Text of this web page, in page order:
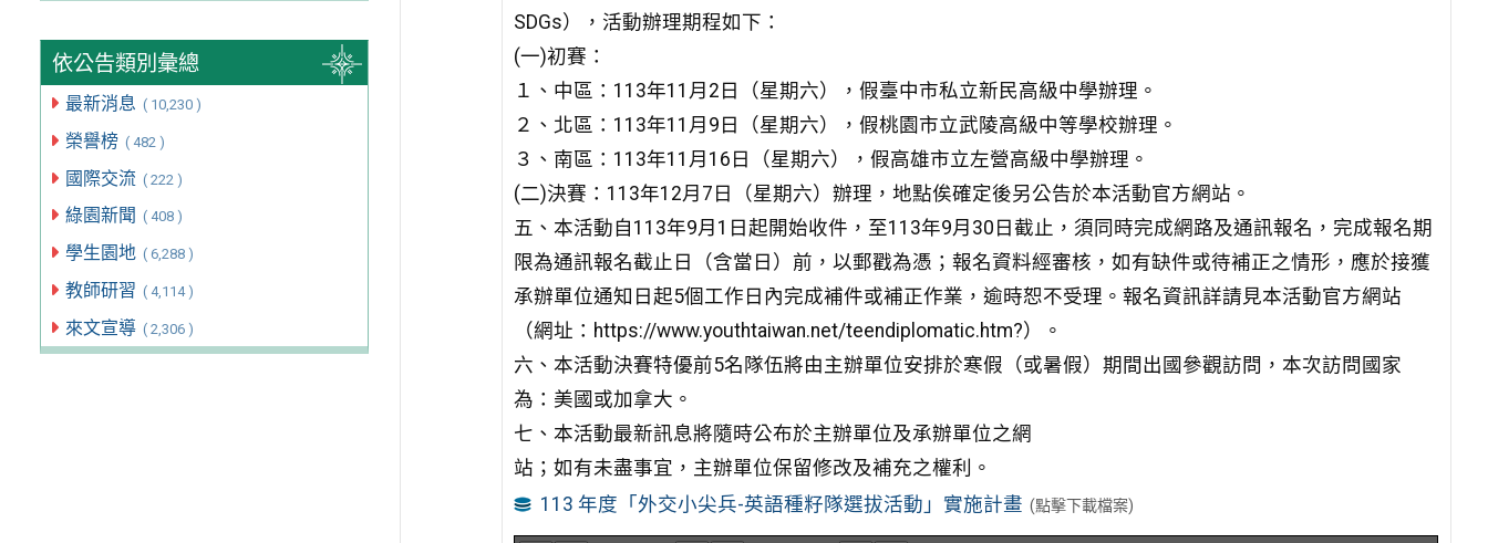
依公告類別彙總
最新消息 ( 10,230 )
榮譽榜 ( 482 )
國際交流 ( 222 )
綠園新聞 ( 408 )
學生園地 ( 6,288 )
教師研習 ( 4,114 )
來文宣導 ( 2,306 )
SDGs），活動辦理期程如下：
(一)初賽：
１、中區：113年11月2日（星期六），假臺中市私立新民高級中學辦理。
２、北區：113年11月9日（星期六），假桃園市立武陵高級中等學校辦理。
３、南區：113年11月16日（星期六），假高雄市立左營高級中學辦理。
(二)決賽：113年12月7日（星期六）辦理，地點俟確定後另公告於本活動官方網站。
五、本活動自113年9月1日起開始收件，至113年9月30日截止，須同時完成網路及通訊報名，完成報名期
限為通訊報名截止日（含當日）前，以郵戳為憑；報名資料經審核，如有缺件或待補正之情形，應於接獲
承辦單位通知日起5個工作日內完成補件或補正作業，逾時恕不受理。報名資訊詳請見本活動官方網站
（網址：https://www.youthtaiwan.net/teendiplomatic.htm?）。
六、本活動決賽特優前5名隊伍將由主辦單位安排於寒假（或暑假）期間出國參觀訪問，本次訪問國家
為：美國或加拿大。
七、本活動最新訊息將隨時公布於主辦單位及承辦單位之網
站；如有未盡事宜，主辦單位保留修改及補充之權利。
113 年度「外交小尖兵-英語種籽隊選拔活動」實施計畫 (點擊下載檔案)